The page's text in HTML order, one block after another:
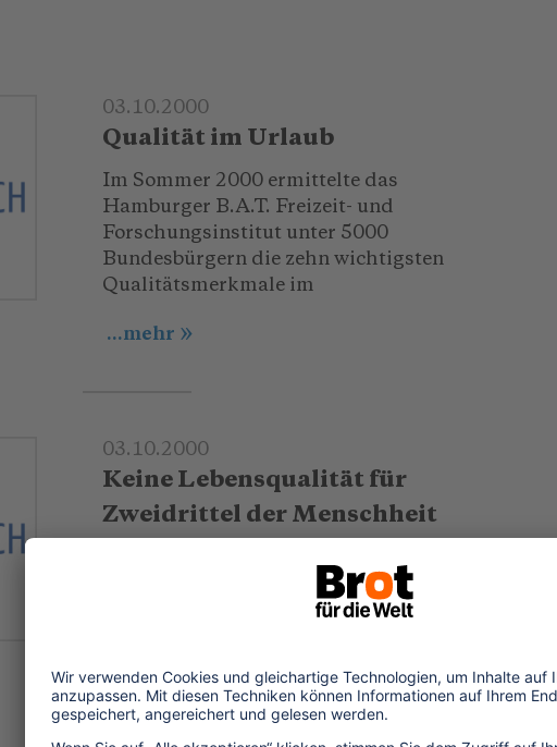
03.10.2000
Qualität im Urlaub
Im Sommer 2000 ermittelte das
Hamburger B.A.T. Freizeit- und
Forschungsinstitut unter 5000
Bundesbürgern die zehn wichtigsten
Qualitätsmerkmale im
...mehr
03.10.2000
Keine Lebensqualität für
Zweidrittel der Menschheit
wie gut es den meisten von uns und den
Eliten der Entwicklungsländer geht. In
...mehr